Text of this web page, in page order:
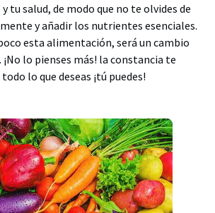
tu salud, de modo que no te olvides de
y añadir los nutrientes esenciales.
esta alimentación, será un cambio
lo pienses más! la constancia te
lo que deseas ¡tú puedes!